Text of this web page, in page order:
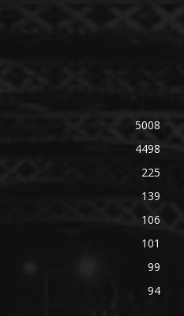
5008
4498
225
139
106
101
99
94